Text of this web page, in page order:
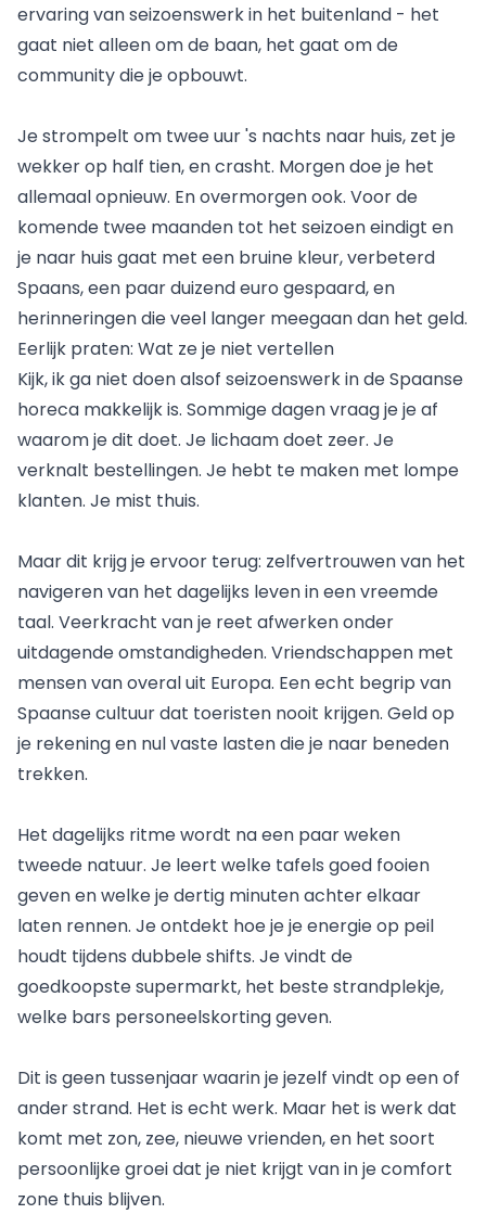
ervaring van seizoenswerk in het buitenland - het
gaat niet alleen om de baan, het gaat om de
community die je opbouwt.
Je strompelt om twee uur 's nachts naar huis, zet je
wekker op half tien, en crasht. Morgen doe je het
allemaal opnieuw. En overmorgen ook. Voor de
komende twee maanden tot het seizoen eindigt en
je naar huis gaat met een bruine kleur, verbeterd
Spaans, een paar duizend euro gespaard, en
herinneringen die veel langer meegaan dan het geld.
Eerlijk praten: Wat ze je niet vertellen
Kijk, ik ga niet doen alsof seizoenswerk in de Spaanse
horeca makkelijk is. Sommige dagen vraag je je af
waarom je dit doet. Je lichaam doet zeer. Je
verknalt bestellingen. Je hebt te maken met lompe
klanten. Je mist thuis.
Maar dit krijg je ervoor terug: zelfvertrouwen van het
navigeren van het dagelijks leven in een vreemde
taal. Veerkracht van je reet afwerken onder
uitdagende omstandigheden. Vriendschappen met
mensen van overal uit Europa. Een echt begrip van
Spaanse cultuur dat toeristen nooit krijgen. Geld op
je rekening en nul vaste lasten die je naar beneden
trekken.
Het dagelijks ritme wordt na een paar weken
tweede natuur. Je leert welke tafels goed fooien
geven en welke je dertig minuten achter elkaar
laten rennen. Je ontdekt hoe je je energie op peil
houdt tijdens dubbele shifts. Je vindt de
goedkoopste supermarkt, het beste strandplekje,
welke bars personeelskorting geven.
Dit is geen tussenjaar waarin je jezelf vindt op een of
ander strand. Het is echt werk. Maar het is werk dat
komt met zon, zee, nieuwe vrienden, en het soort
persoonlijke groei dat je niet krijgt van in je comfort
zone thuis blijven.